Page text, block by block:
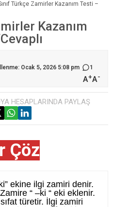
Türkçe Zamirler Kazanım Testi –
Kazanım
Ocak 5, 2026 5:08 pm
1
A+A-
HESAPLARINDA PAYLAŞ
Çöz